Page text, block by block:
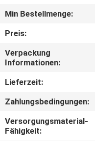
TRETEN
SIE
MIT
UNS
IN
VERBINDUNG
FORDERN
Min Bestellmenge:
Preis:
Verpackung
Informationen:
Lieferzeit:
Zahlungsbedingungen:
Versorgungsmaterial-
Fähigkeit: